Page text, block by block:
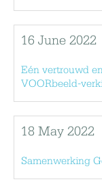
16 June 2022
Eén vertrouwd
VOORbeeld-
18 May 2022
Samenwerking